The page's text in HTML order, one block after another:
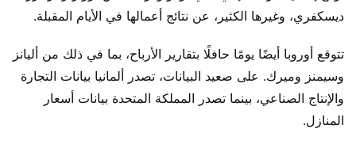
ديسكفري، وغيرها الكثير، عن نتائج أعمالها في الأيام المقبلة.
تتوقع أوروبا أيضًا يومًا حافلًا بتقارير الأرباح، بما في ذلك من أليانز
وسيمنز وميرك. على صعيد البيانات، تصدر ألمانيا بيانات التجارة
والإنتاج الصناعي، بينما تصدر المملكة المتحدة بيانات أسعار
المنازل.